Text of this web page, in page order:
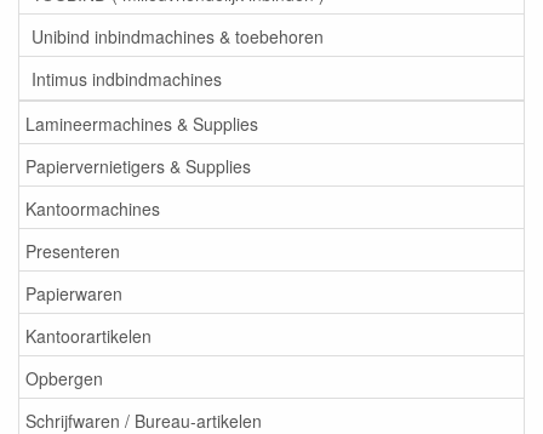
Unibind inbindmachines & toebehoren
Intimus indbindmachines
Lamineermachines & Supplies
Papiervernietigers & Supplies
Kantoormachines
Presenteren
Papierwaren
Kantoorartikelen
Opbergen
Schrijfwaren / Bureau-artikelen